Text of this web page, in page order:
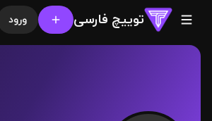
توییچ فارسی ورود